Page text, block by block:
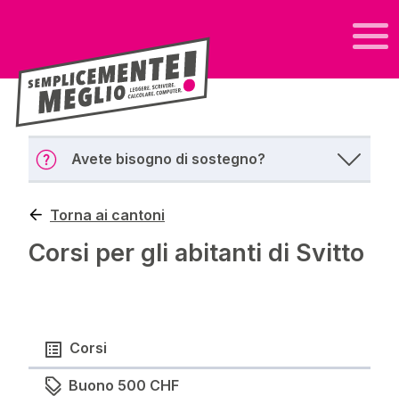
Avete bisogno di sostegno?
Torna ai cantoni
Corsi per gli abitanti di Svitto
Corsi
Buono 500 CHF